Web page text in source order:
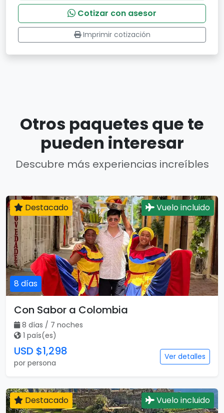
Cotizar con asesor
Imprimir cotización
Otros paquetes que te
pueden interesar
Descubre más experiencias increíbles
8 días
Destacado Vuelo incluido
Con Sabor a Colombia
8 días / 7 noches
1 país(es)
USD $1,298
por persona
Ver detalles
Destacado Vuelo incluido